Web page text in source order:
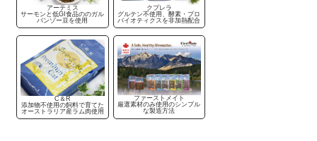
アーテミス
サーモンと低GI食品ののガル
バンゾー豆を使用
クプレラ
グルテン不使用、酵素・プロ
バイオティクスを非加熱配合
C＆R
添加物不使用の飼料で育てた
オーストラリア産ラム肉使用
ファーストメイト
厳選素材のみ使用のシンプル
な製造方法